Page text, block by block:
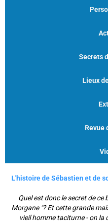
Secrets
Lieux
Revue
L'histoire de Sébastien et de
Quel est donc le secret de ce
Morgane "? Et cette grande
vieil homme taciturne - on la